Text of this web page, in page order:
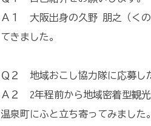
Ａ１ 大阪出身の久野 朋之（くの
てきました。
Ｑ２ 地域おこし協力隊に応募し
Ａ２ 2年程前から地域密着型観
温泉町にふと立ち寄ってみました